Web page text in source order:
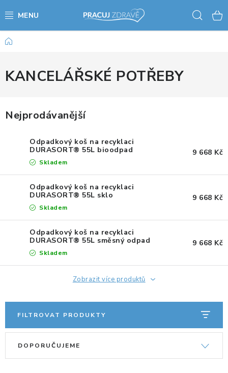
na
AKCE - SLEVY - VÝPRODEJ
STOLY A ŽIDLE
KANCELÁŘSKÉ PSACÍ STOLY
NOHY KE STOLU A PODNOŽE
PŘÍSLUŠENSTVÍ KE STOLŮM
KANCELÁŘSKÉ KONTEJNERY
KANCELÁŘSKÉ ŽIDLE A KŘESLA
OBLÍBENÉ KATEGORIE
ZDRAVOTNÍ OBUV
ZDRAVOTNICKÉ POMŮCKY
PODSTAVCE POD MONITOR
Domů
KANCELÁŘSKÉ POTŘEBY
Nejprodávanější
Odpadkový koš na recyklaci
DURASORT® 55L bioodpad
Skladem
9 668 Kč
Odpadkový koš na recyklaci
DURASORT® 55L sklo
Skladem
9 668 Kč
Odpadkový koš na recyklaci
DURASORT® 55L směsný odpad
Skladem
9 668 Kč
Zobrazit více produktů
FILTROVAT PRODUKTY
DOPORUČUJEME